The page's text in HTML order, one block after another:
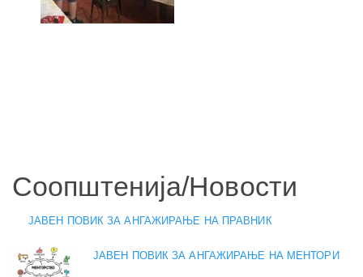
Соопштенија/Новости
ЈАВЕН ПОВИК ЗА АНГАЖИРАЊЕ НА ПРАВНИК
ЈАВЕН ПОВИК ЗА АНГАЖИРАЊЕ НА МЕНТОРИ